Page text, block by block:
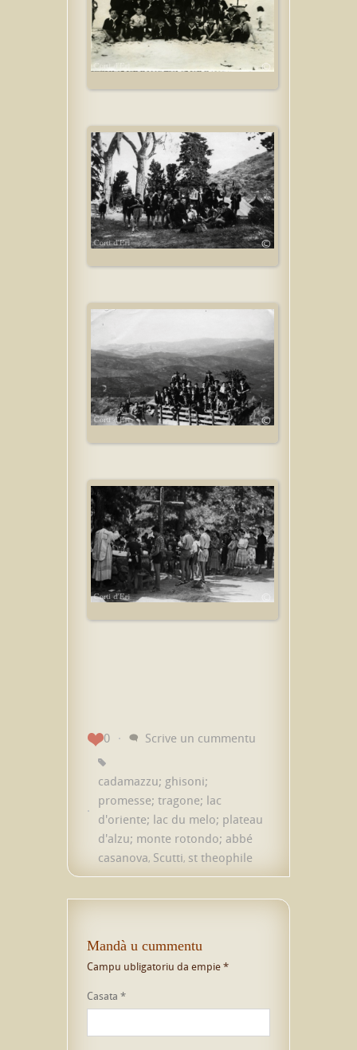
0 Scrive un cummentu
cadamazzu; ghisoni;
promesse; tragone; lac
d'oriente; lac du melo; plateau
d'alzu; monte rotondo; abbé
casanova, Scutti, st theophile
Mandà u cummentu
Campu ubligatoriu da empie*
Casata *